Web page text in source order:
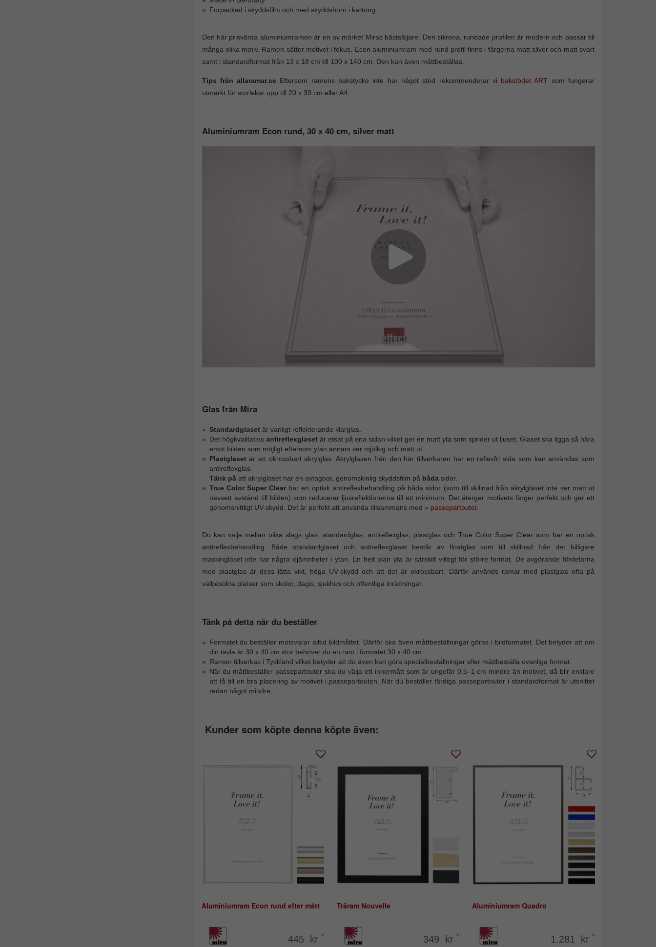
Förpackad i skyddsfilm och med skyddshörn i kartong.
Den här prisvärda aluminiumramen är en av märket Miras bästsäljare. Den stilrena, rundade profilen är modern och passar till
många olika motiv. Ramen sätter motivet i fokus. Econ aluminiumram med rund profil finns i färgerna matt silver och matt svart
samt i standardformat från 13 x 18 cm till 100 x 140 cm. Den kan även måttbeställas.
Tips från allaramar.se Eftersom ramens bakstycke inte har något stöd rekommenderar vi bakstödet ART som fungerar
utmärkt för storlekar upp till 20 x 30 cm eller A4.
Aluminiumram Econ rund, 30 x 40 cm, silver matt
Glas från Mira
Standardglasetär vanligt reflekterande klarglas.
Det högkvalitativa antireflexglasetär etsat på ena sidan vilket ger en matt yta som sprider ut ljuset. Glaset ska ligga så nära
emot bilden som möjligt eftersom ytan annars ser mjölkig och matt ut.
Plastglasetär ett okrossbart akrylglas. Akrylglasen från den här tillverkaren har en reflexfri sida som kan användas som
antireflexglas.
Tänk på att akrylglaset har en avtagbar, genomskinlig skyddsfilm på båda sidor.
True Color Super Clear har en optisk antireflexbehandling på båda sidor (som till skillnad från akrylglaset inte ser matt ut
oavsett avstånd till bilden) som reducerar ljusreflektionerna till ett minimum. Det återger motivets färger perfekt och ger ett
genomsnittligt UV-skydd. Det är perfekt att använda tillsammans med » passepartouter.
Du kan välja mellan olika slags glas: standardglas, antireflexglas, plastglas och True Color Super Clear som har en optisk
antireflexbehandling. Både standardglaset och antireflexglaset består av floatglas som till skillnad från det billigare
maskinglaset inte har några ojämnheter i ytan. En helt plan yta är särskilt viktigt för större format. De avgörande fördelarna
med plastglas är dess lätta vikt, höga UV-skydd och att det är okrossbart. Därför används ramar med plastglas ofta på
välbesökta platser som skolor, dagis, sjukhus och offentliga inrättningar.
Tänk på detta när du beställer
Formatet du beställer motsvarar alltid bildmåttet. Därför ska även måttbeställningar göras i bildformatet. Det betyder att om
din tavla är 30 x 40 cm stor behöver du en ram i formatet 30 x 40 cm.
Ramen tillverkas i Tyskland vilket betyder att du även kan göra specialbeställningar eller måttbeställa ovanliga format.
När du måttbeställer passepartouter ska du välja ett innermått som är ungefär 0,5–1 cm mindre än motivet, då blir enklare
att få till en bra placering av motivet i passepartouten. När du beställer färdiga passepartouter i standardformat är utsnittet
redan något mindre.
Kunder som köpte denna köpte även:
Aluminiumram Econ rund efter mått
445 kr *
Träram Nouvelle
349 kr *
Aluminiumram Quadro
1.281 kr *